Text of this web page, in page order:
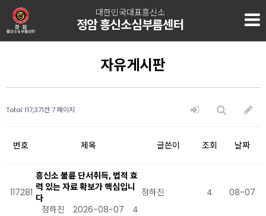
대한민국대표흥신소
정암 흥신소심부름센터
자유게시판
Total 117,371건 7 페이지
번호 제목 글쓴이 조회 날짜
117281
흥신소 불륜 단서취득, 법적 효
력 있는 자료 확보가 핵심입니
다
정하진
2026-08-07 4
정하진 4 08-07